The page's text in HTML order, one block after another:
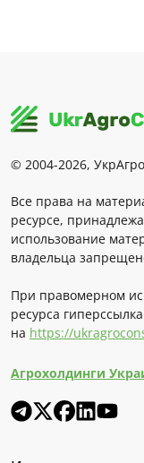
© 2004-2026,
Все права на
ресурсе,
использование
владельца
При правомерном
ресурса гиперссылка
на https://
Агрохолдинги